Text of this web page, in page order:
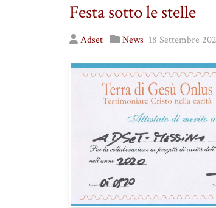
Festa sotto le stelle
Adset News 18 Settembre